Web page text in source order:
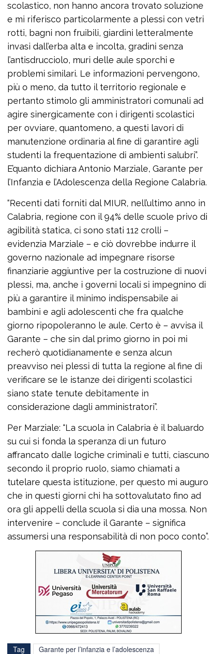
scolastico, non hanno ancora trovato soluzione
e mi riferisco particolarmente a plessi con vetri
rotti, bagni non fruibili, giardini letteralmente
invasi dall’erba alta e incolta, gradini senza
l’antisdrucciolo, muri delle aule sporchi e
problemi similari. Le informazioni pervengono,
più o meno, da tutto il territorio regionale e
pertanto stimolo gli amministratori comunali ad
agire sinergicamente con i dirigenti scolastici
per ovviare, quantomeno, a questi lavori di
manutenzione ordinaria al fine di garantire agli
studenti la frequentazione di ambienti salubri”.
E’quanto dichiara Antonio Marziale, Garante per
l’Infanzia e l’Adolescenza della Regione Calabria.
“Recenti dati forniti dal MIUR, nell’ultimo anno in
Calabria, regione con il 94% delle scuole privo di
agibilità statica, ci sono stati 112 crolli –
evidenzia Marziale – e ciò dovrebbe indurre il
governo nazionale ad impegnare risorse
finanziarie aggiuntive per la costruzione di nuovi
plessi, ma, anche i governi locali si impegnino di
più a garantire il minimo indispensabile ai
bambini e agli adolescenti che fra qualche
giorno ripopoleranno le aule. Certo è – avvisa il
Garante – che sin dal primo giorno in poi mi
recherò quotidianamente e senza alcun
preavviso nei plessi di tutta la regione al fine di
verificare se le istanze dei dirigenti scolastici
siano state tenute debitamente in
considerazione dagli amministratori”.
Per Marziale: “La scuola in Calabria è il baluardo
su cui si fonda la speranza di un futuro
affrancato dalle logiche criminali e tutti, ciascuno
secondo il proprio ruolo, siamo chiamati a
tutelare questa istituzione, per questo mi auguro
che in questi giorni chi ha sottovalutato fino ad
ora gli appelli della scuola si dia una mossa. Non
intervenire – conclude il Garante – significa
assumersi una responsabilità di non poco conto”.
Tag Garante per l’infanzia e l’adolescenza